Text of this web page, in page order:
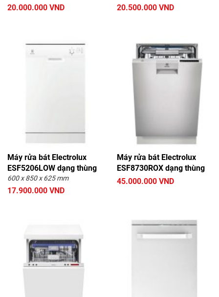
20.000.000 VND 20.500.000 VND
Máy rửa bát Electrolux
ESF5206LOW dạng thùng
600 x 850 x 625 mm
17.900.000 VND
Máy rửa bát Electrolux
ESF8730ROX dạng thùng
45.000.000 VND